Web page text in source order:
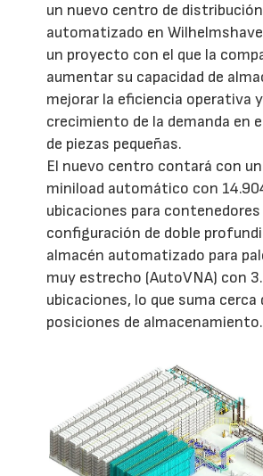
un nuevo centro de
automatizado en
un proyecto con el que la
aumentar su capacidad de
mejorar la eficiencia operativa
crecimiento de la demanda en
de piezas pequeñas.
El nuevo centro contará con
miniload automático con
ubicaciones para contenedores
configuración de doble
almacén automatizado para
muy estrecho (AutoVNA) con
ubicaciones, lo que suma cerca
posiciones de almacenamiento.